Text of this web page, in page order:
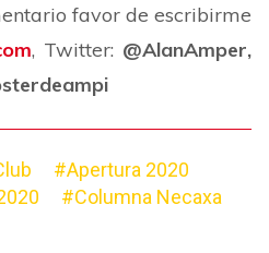
favor de escribirme
, Twitter: @AlanAmper,
#Apertura 2020
#Columna Necaxa